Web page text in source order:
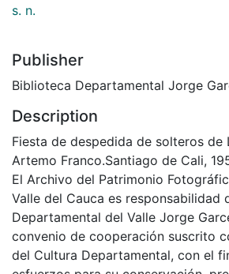
s. n.
Publisher
Biblioteca Departamental Jorge
Description
Fiesta de despedida de solteros de
Artemo Franco.Santiago de Cali,
El Archivo del Patrimonio
Valle del Cauca es responsabilidad
Departamental del Valle Jorge
convenio de cooperación suscrito
del Cultura Departamental, con el